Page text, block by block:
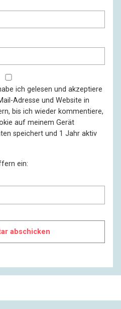
ich gelesen und akzeptiere
Adresse und Website in
bis ich wieder kommentiere,
auf meinem Gerät
speichert und 1 Jahr aktiv
ein: